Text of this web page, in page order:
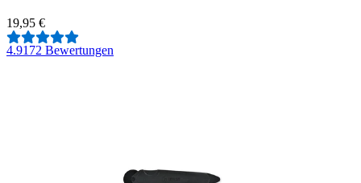
19,95 €
4.9172 Bewertungen